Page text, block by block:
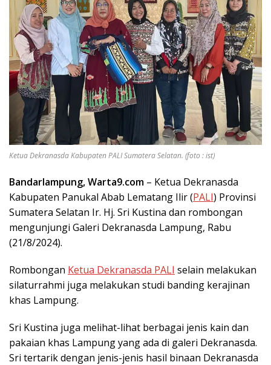
Ketua Dekranasda Kabupaten PALI Sumatera Selatan. (foto : ist)
Bandarlampung, Warta9.com – Ketua Dekranasda
Kabupaten Panukal Abab Lematang Ilir (PALI) Provinsi
Sumatera Selatan Ir. Hj. Sri Kustina dan rombongan
mengunjungi Galeri Dekranasda Lampung, Rabu
(21/8/2024).
Rombongan Ketua Dekranasda PALI selain melakukan
silaturrahmi juga melakukan studi banding kerajinan
khas Lampung.
Sri Kustina juga melihat-lihat berbagai jenis kain dan
pakaian khas Lampung yang ada di galeri Dekranasda.
Sri tertarik dengan jenis-jenis hasil binaan Dekranasda